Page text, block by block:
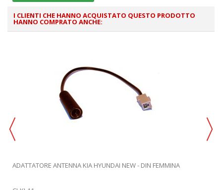
I CLIENTI CHE HANNO ACQUISTATO QUESTO PRODOTTO
HANNO COMPRATO ANCHE:
ADATTATORE ANTENNA KIA HYUNDAI NEW - DIN FEMMINA